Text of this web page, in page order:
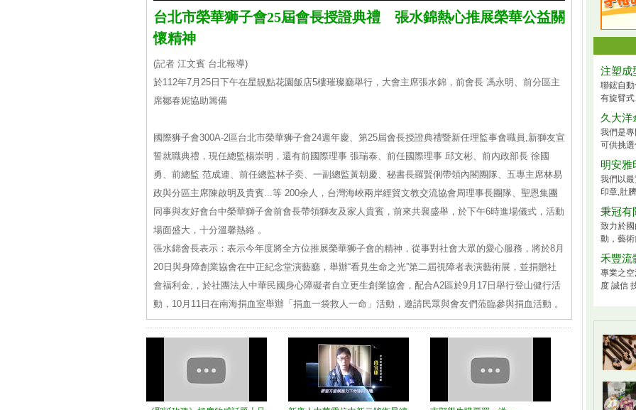
台北市榮華狮子會25屆會長授證典禮 張水錦熱心推展榮華公益關
懷精神
(記者 江文賓 台北報導)
於112年7月25日下午在星靚點花園飯店5樓璀璨廳舉行，大會主席張水錦，前會長 馮永明、前分區主
席鄒春妮協助籌備
國際狮子會300A-2區台北市榮華狮子會24週年慶、第25屆會長授證典禮暨新任理監事會職員,新獅友宣
誓就職典禮，現任總監楊崇明，還有前國際理事 張瑞泰、前任國際理事 邱文彬、前內政部長 徐國
勇、前總監 范成連、前任總監林子奕、一副總監黃朝慶、秘書長羅賢俐帶領內閣團隊、五專主席林易
政與分區主席陳啟明及貴賓...等 200余人，台灣海峽兩岸經貿文教交流協會周理事長團隊、聖恩集團
同事與友好會台中榮華獅子會前會長帶領獅友及家人貴賓，前來共襄盛舉，於下午6時進場儀式，活動
場面盛大，十分溫馨熱絡 。
張水錦會長表示：表示今年度將全方位推展榮華狮子會的精神，從事對社會大眾的愛心服務，將於8月
20日與身障創業協會在中正紀念堂演藝廳，舉辦“看見生命之光”第二屆視障者表演藝術展，並捐贈社
會福利金,，於社團法人中華民國身心障礙者自立更生創業協會，配合A2區於9月17日舉行登山健行活
動，10月11日在南海捐血室舉辦「捐血一袋救人一命」活動，邀請民眾與會友們蒞臨參與捐血活動 。
注塑成
聯鋐自
有旋臂
久大洋
我們是
可供挑
明安雅
我們以
印章,肚
秉冠有
致力於
動，藝
禾豐流
專業之
度 誠信